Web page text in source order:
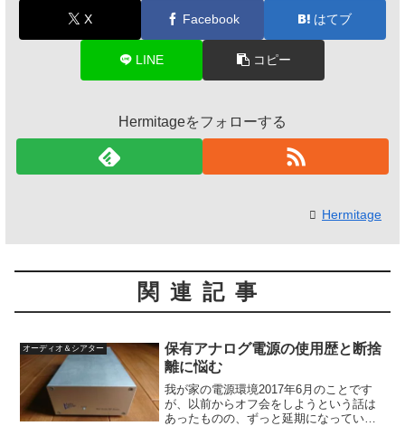
X Facebook はてブ
LINE コピー
Hermitageをフォローする
Hermitage
関連記事
オーディオ＆シアター
保有アナログ電源の使用歴と断捨
離に悩む
我が家の電源環境2017年6月のことです
が、以前からオフ会をしようという話は
あったものの、ずっと延期になっていた